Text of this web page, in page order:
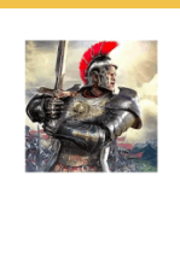
Adventure
Arcade
Board